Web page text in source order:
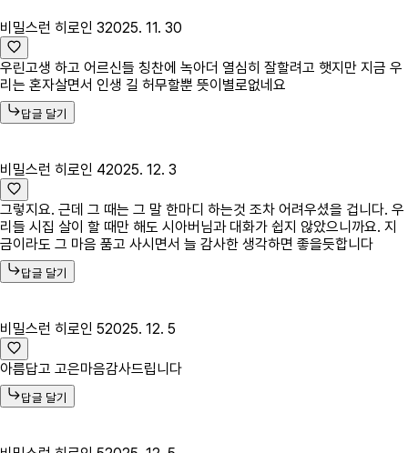
비밀스런 히로인 32025. 11. 30
우린고생 하고 어르신들 칭찬에 녹아더 열심히 잘할려고 햇지만 지금 우
리는 혼자살면서 인생 길 허무할뿐 뜻이별로없네요
답글 달기
비밀스런 히로인 42025. 12. 3
그렇지요. 근데 그 때는 그 말 한마디 하는것 조차 어려우셨을 겁니다. 우
리들 시집 살이 할 때만 해도 시아버님과 대화가 쉽지 않았으니까요. 지
금이라도 그 마음 품고 사시면서 늘 감사한 생각하면 좋을듯합니다
답글 달기
비밀스런 히로인 52025. 12. 5
아름답고 고은마음감사드립니다
답글 달기